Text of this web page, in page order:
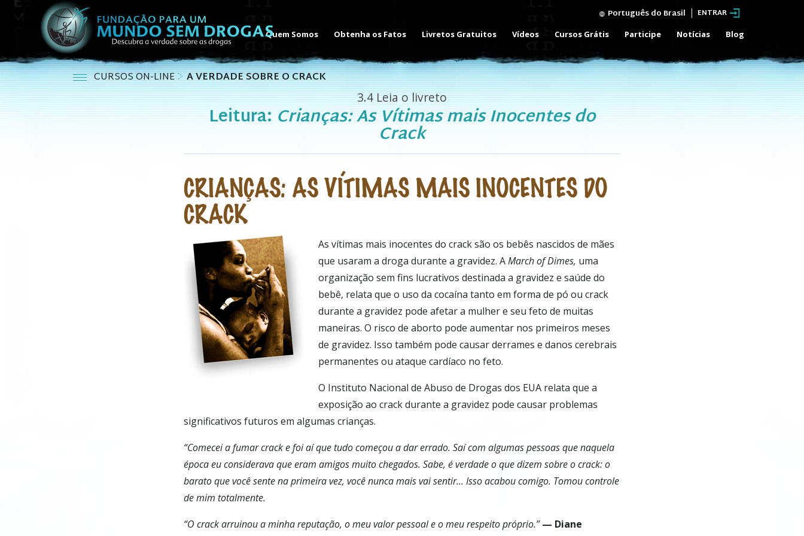
Português do Brasil ENTRAR
Quem Somos Obtenha os Fatos Livretos Gratuitos Vídeos Cursos Grátis Participe Notícias Blog
CURSOS ON-LINE A VERDADE SOBRE O CRACK
3.4 Leia o livreto
Leitura: Crianças: As Vítimas mais Inocentes do
Crack
CRIANÇAS: AS VÍTIMAS MAIS INOCENTES DO
CRACK
As vítimas mais inocentes do crack são os bebês nascidos de mães
que usaram a droga durante a gravidez. AMarch of Dimes, uma
organização sem fins lucrativos destinada a gravidez e saúde do
bebê, relata que o uso da cocaína tanto em forma de pó ou crack
durante a gravidez pode afetar a mulher e seu feto de muitas
maneiras. O risco de aborto pode aumentar nos primeiros meses
de gravidez. Isso também pode causar derrames e danos cerebrais
permanentes ou ataque cardíaco no feto.
O Instituto Nacional de Abuso de Drogas dos EUA relata que a
exposição ao crack durante a gravidez pode causar problemas
significativos futuros em algumas crianças.
“Comecei a fumar crack e foi aí que tudo começou a dar errado. Saí com algumas pessoas que naquela
época eu considerava que eram amigos muito chegados. Sabe, é verdade o que dizem sobre o crack: o
barato que você sente na primeira vez, você nunca mais vai sentir... Isso acabou comigo. Tomou controle
de mim totalmente.
“O crack arruinou a minha reputação, o meu valor pessoal e o meu respeito próprio.” — Diane